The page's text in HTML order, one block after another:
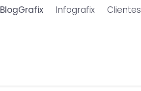
BlogGrafix Infografix Clientes